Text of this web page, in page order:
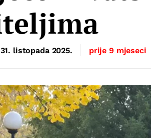
listopada 2025. prije 9 mjeseci